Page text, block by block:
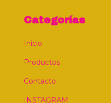
Categorías
Inicio
Productos
Contacto
INSTAGRAM